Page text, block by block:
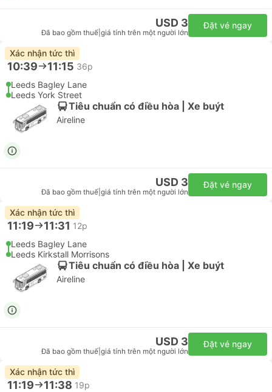
USD 3
Đã bao gồm thuế giá tính trên một người lớn
Đặt vé ngay
Xác nhận tức thì
10:39 11:15 36p
Leeds Bagley Lane
Leeds York Street
Tiêu chuẩn có điều hòa | Xe buýt
Aireline
USD 3
Đã bao gồm thuế giá tính trên một người lớn
Đặt vé ngay
Xác nhận tức thì
11:19 11:31 12p
Leeds Bagley Lane
Leeds Kirkstall Morrisons
Tiêu chuẩn có điều hòa | Xe buýt
Aireline
USD 3
Đã bao gồm thuế giá tính trên một người lớn
Đặt vé ngay
Xác nhận tức thì
11:19 11:38 19p